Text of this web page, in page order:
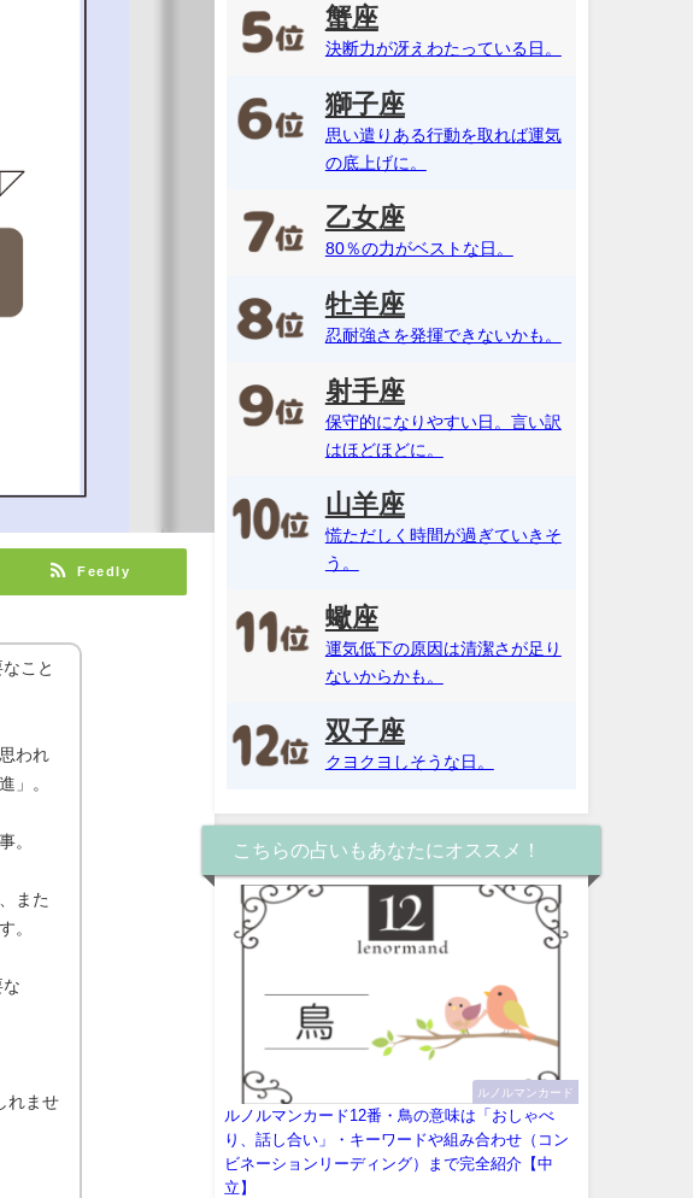
Feedly
こと
われ
」。
。
また
。
れませ
蟹座
決断力が冴えわたっている日。
獅子座
思い遣りある行動を取れば運気
の底上げに。
乙女座
80％の力がベストな日。
牡羊座
忍耐強さを発揮できないかも。
射手座
保守的になりやすい日。言い訳
はほどほどに。
山羊座
慌ただしく時間が過ぎていきそ
う。
蠍座
運気低下の原因は清潔さが足り
ないからかも。
双子座
クヨクヨしそうな日。
こちらの占いもあなたにオススメ！
ルノルマンカード
ルノルマンカード12番・鳥の意味は「おしゃべ
り、話し合い」・キーワードや組み合わせ（コン
ビネーションリーディング）まで完全紹介【中
立】